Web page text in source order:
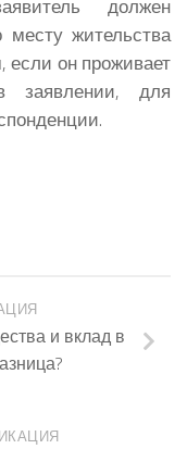
должен
месту жительства
если он проживает
заявлении, для
и вклад в